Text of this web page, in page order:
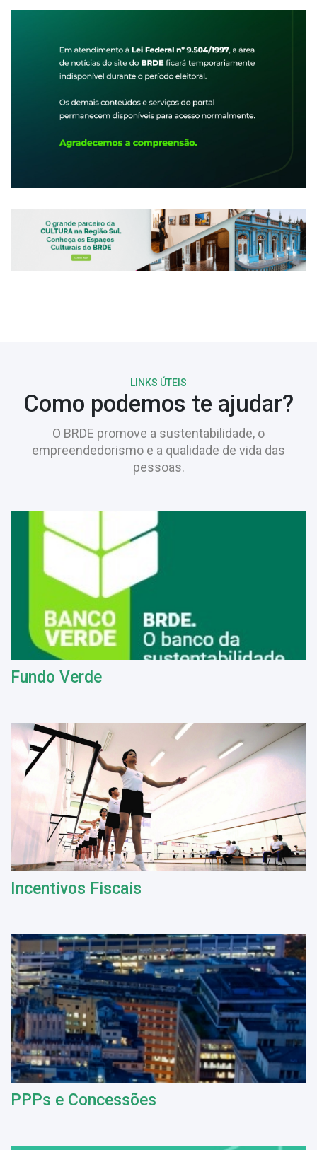
LINKS ÚTEIS
Como podemos te ajudar?
O BRDE promove a sustentabilidade, o
empreendedorismo e a qualidade de vida das
pessoas.
Fundo Verde
Incentivos Fiscais
PPPs e Concessões